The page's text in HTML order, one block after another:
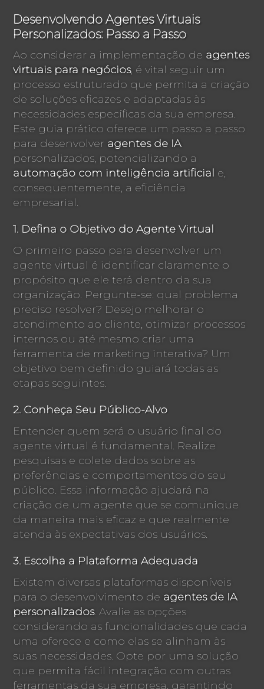
Desenvolvendo Agentes Virtuais
Personalizados: Passo a Passo
Ao considerar a implementação de agentes
virtuais para negócios, é vital seguir um
processo estruturado que permita a criação
de soluções eficazes e adaptadas às
necessidades específicas da sua empresa.
Este guia prático oferece um passo a passo
para desenvolver agentes de IA
personalizados, potencializando a
automação com inteligência artificial e,
consequentemente, a eficiência
empresarial.
1. Defina o Objetivo do Agente Virtual
O primeiro passo para desenvolver um
agente virtual é identificar claramente o
propósito que ele terá dentro da sua
organização. Pergunte-se: qual problema
preciso resolver? Desejo melhorar o
atendimento ao cliente, otimizar processos
internos ou até mesmo criar uma
ferramenta de marketing interativa? Um
objetivo bem definido guiará todas as
etapas seguintes.
2. Conheça Seu Público-Alvo
Entender quem será o usuário final do
agente virtual é fundamental. Realize
pesquisas e colete dados sobre as
preferências e comportamentos do seu
público. Essa informação ajudará na
criação de um agente que se comunique
da maneira mais eficaz e que realmente
atenda às expectativas dos usuários.
3. Escolha a Plataforma Adequada
Existem diversas plataformas disponíveis
para o desenvolvimento de agentes de IA
personalizados. Avalie as opções
considerando as funcionalidades que cada
uma oferece e como elas se alinham às
suas necessidades. Opte por uma solução
que permita fácil integração com outras
ferramentas da sua empresa, garantindo